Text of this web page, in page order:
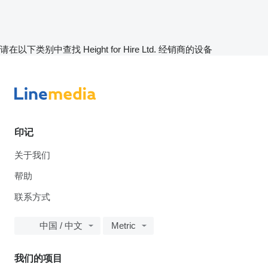
请在以下类别中查找 Height for Hire Ltd. 经销商的设备
印记
关于我们
帮助
联系方式
中国 / 中文 Metric
我们的项目